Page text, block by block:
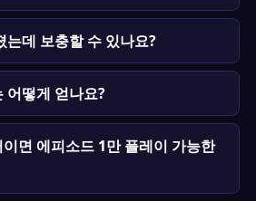
는데 보충할 수 있나요?
어떻게 얻나요?
면 에피소드 1만 플레이 가능한